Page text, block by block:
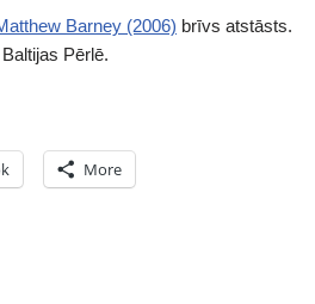
Barney (2006) brīvs atstāsts.
Pērlē.
More